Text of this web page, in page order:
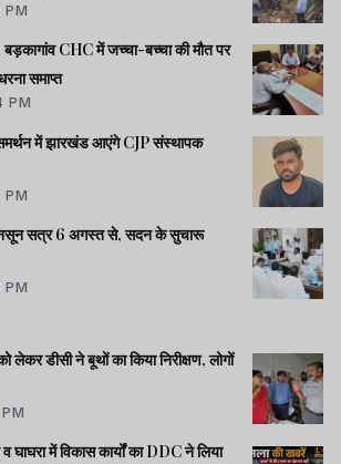
PM
CHC में जच्चा-बच्चा की मौत पर
समाप्त
PM
में झारखंड आएंगे CJP संस्थापक
PM
सत्र 6 अगस्त से, सदन के सुचारू
PM
डीसी ने बूथों का किया निरीक्षण, लोगों
में विकास कार्यों का DDC ने लिया